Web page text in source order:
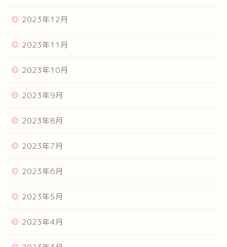
2023年12月
2023年11月
2023年10月
2023年9月
2023年8月
2023年7月
2023年6月
2023年5月
2023年4月